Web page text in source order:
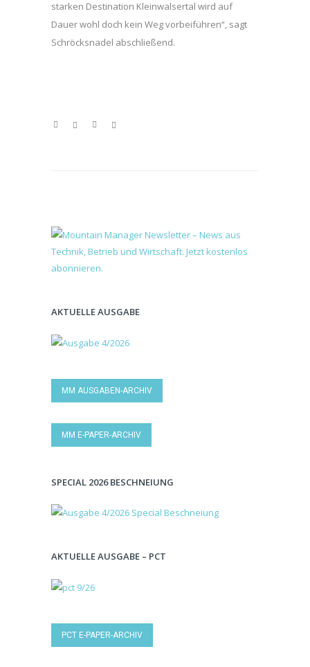
starken Destination Kleinwalsertal wird auf
Dauer wohl doch kein Weg vorbeiführen“, sagt
Schröcksnadel abschließend.
AKTUELLE AUSGABE
MM AUSGABEN-ARCHIV
MM E-PAPER-ARCHIV
SPECIAL 2026 BESCHNEIUNG
AKTUELLE AUSGABE – PCT
PCT E-PAPER-ARCHIV